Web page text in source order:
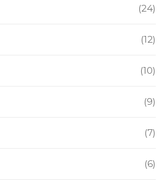
(24)
(12)
(10)
(9)
(7)
(6)